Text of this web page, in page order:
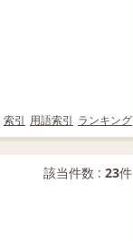
索引 用語索引 ランキング
該当件数 : 23件